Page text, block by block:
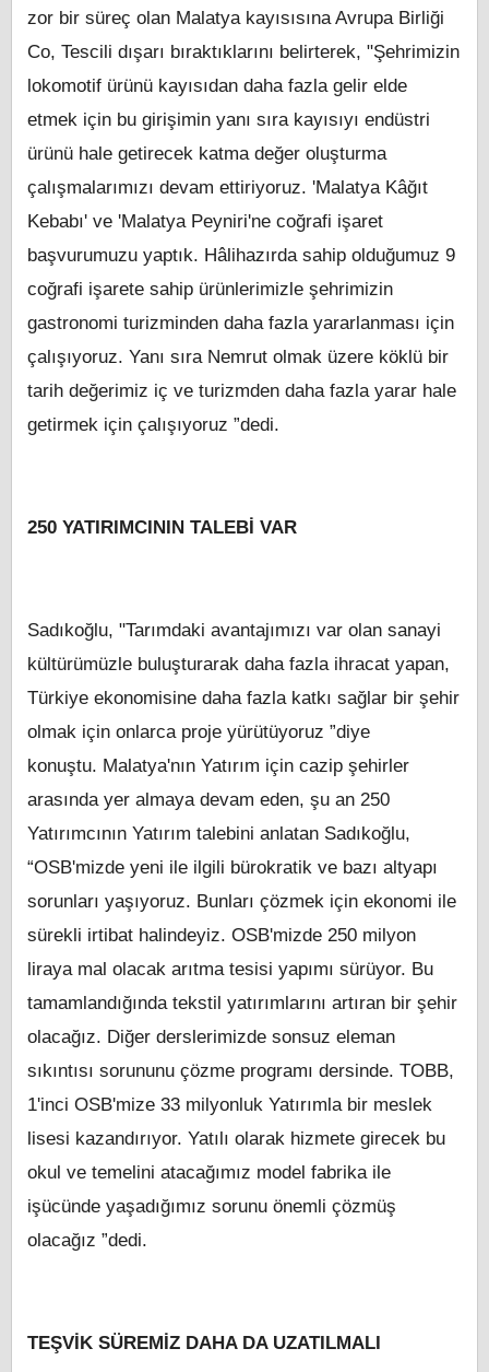
zor bir süreç olan Malatya kayısısına Avrupa Birliği
Co, Tescili dışarı bıraktıklarını belirterek, "Şehrimizin
lokomotif ürünü kayısıdan daha fazla gelir elde
etmek için bu girişimin yanı sıra kayısıyı endüstri
ürünü hale getirecek katma değer oluşturma
çalışmalarımızı devam ettiriyoruz. 'Malatya Kâğıt
Kebabı' ve 'Malatya Peyniri'ne coğrafi işaret
başvurumuzu yaptık. Hâlihazırda sahip olduğumuz 9
coğrafi işarete sahip ürünlerimizle şehrimizin
gastronomi turizminden daha fazla yararlanması için
çalışıyoruz. Yanı sıra Nemrut olmak üzere köklü bir
tarih değerimiz iç ve turizmden daha fazla yarar hale
getirmek için çalışıyoruz ”dedi.
250 YATIRIMCININ TALEBİ VAR
Sadıkoğlu, "Tarımdaki avantajımızı var olan sanayi
kültürümüzle buluşturarak daha fazla ihracat yapan,
Türkiye ekonomisine daha fazla katkı sağlar bir şehir
olmak için onlarca proje yürütüyoruz ”diye
konuştu. Malatya'nın Yatırım için cazip şehirler
arasında yer almaya devam eden, şu an 250
Yatırımcının Yatırım talebini anlatan Sadıkoğlu,
“OSB'mizde yeni ile ilgili bürokratik ve bazı altyapı
sorunları yaşıyoruz. Bunları çözmek için ekonomi ile
sürekli irtibat halindeyiz. OSB'mizde 250 milyon
liraya mal olacak arıtma tesisi yapımı sürüyor. Bu
tamamlandığında tekstil yatırımlarını artıran bir şehir
olacağız. Diğer derslerimizde sonsuz eleman
sıkıntısı sorununu çözme programı dersinde. TOBB,
1'inci OSB'mize 33 milyonluk Yatırımla bir meslek
lisesi kazandırıyor. Yatılı olarak hizmete girecek bu
okul ve temelini atacağımız model fabrika ile
işücünde yaşadığımız sorunu önemli çözmüş
olacağız ”dedi.
TEŞVİK SÜREMİZ DAHA DA UZATILMALI